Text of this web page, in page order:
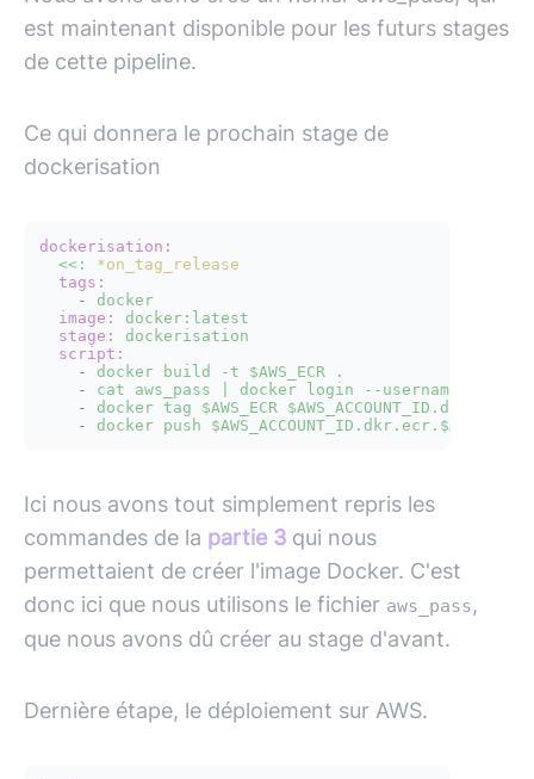
est maintenant disponible pour les futurs stages
de cette pipeline.
Ce qui donnera le prochain stage de
dockerisation
dockerisation:
<<:
*on_tag_release
tags:
-
docker
image:
docker:latest
stage:
dockerisation
script:
-
docker build -t $AWS_ECR
.
-
cat aws_pass docker login --username
-
docker tag $AWS_ECR
-
docker push
Ici nous avons tout simplement repris les
commandes de la partie 3 qui nous
permettaient de créer l'image Docker. C'est
donc ici que nous utilisons le fichier aws_pass,
que nous avons dû créer au stage d'avant.
Dernière étape, le déploiement sur AWS.